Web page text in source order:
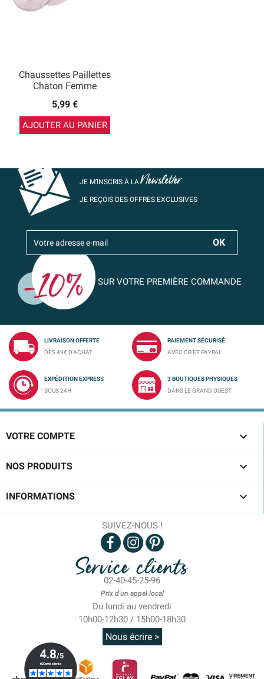
Chaussettes Paillettes
Chaton Femme
5,99 €
AJOUTER AU PANIER
JE M’INSCRIS À LANewsletter
JE REÇOIS DES OFFRES EXCLUSIVES
SUR VOTRE PREMIÈRE COMMANDE
LIVRAISON OFFERTE
DÈS 49€ D'ACHAT
PAIEMENT SÉCURISÉ
AVEC CB ET PAYPAL
EXPÉDITION EXPRESS
SOUS 24H
3 BOUTIQUES PHYSIQUES
DANS LE GRAND OUEST
VOTRE COMPTE 
NOS PRODUITS 
INFORMATIONS 
SUIVEZ-NOUS !
Service clients
02-40-45-25-96
Prix d'un appel local
Du lundi au vendredi
10h00-12h30 / 15h00-18h30
Nous écrire >